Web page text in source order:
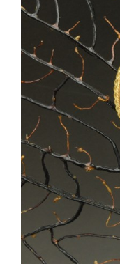
Categorie
Ciondoli (1)
Pietre
Turchese(1)
Disponibile